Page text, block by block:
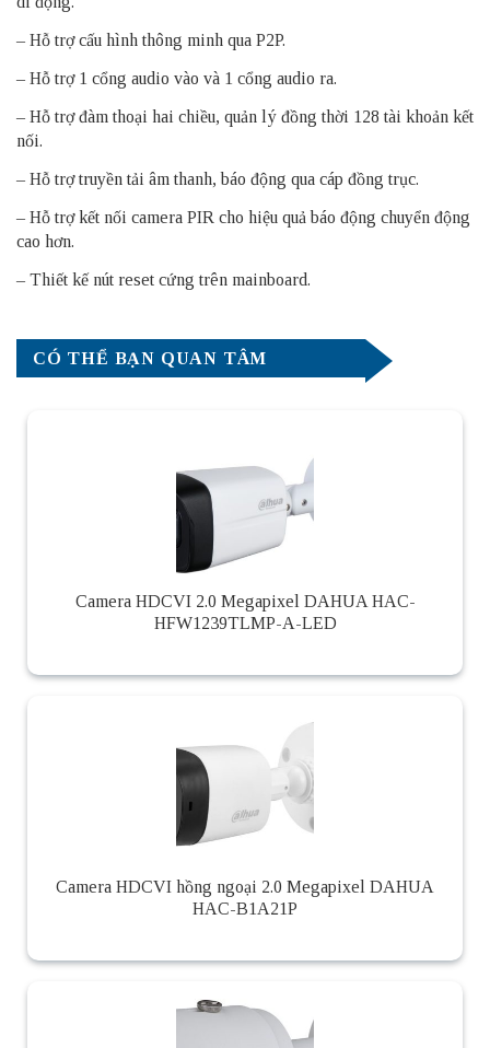
– Hỗ trợ cấu hình thông minh qua P2P.
– Hỗ trợ 1 cổng audio vào và 1 cổng audio ra.
– Hỗ trợ đàm thoại hai chiều, quản lý đồng thời 128 tài khoản kết
nối.
– Hỗ trợ truyền tải âm thanh, báo động qua cáp đồng trục.
– Hỗ trợ kết nối camera PIR cho hiệu quả báo động chuyển động
cao hơn.
– Thiết kế nút reset cứng trên mainboard.
CÓ THỂ BẠN QUAN TÂM
Camera HDCVI 2.0 Megapixel DAHUA HAC-
HFW1239TLMP-A-LED
Camera HDCVI hồng ngoại 2.0 Megapixel DAHUA
HAC-B1A21P